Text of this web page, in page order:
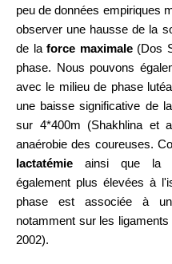
peu de données empiriques
observer une hausse de la
de laforce maximale(Dos
phase. Nous pouvons
avec le milieu de phase
une baisse significative de la
sur 4*400m (Shakhlina et
anaérobie des coureuses.
lactatémie ainsi que la
également plus élevées à
phase est associée à
notamment sur les
2002).